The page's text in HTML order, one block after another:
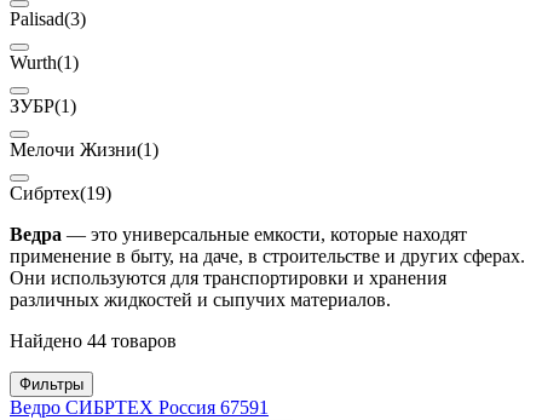
Palisad(3)
Wurth(1)
ЗУБР(1)
Мелочи Жизни(1)
Сибртех(19)
Ведра — это универсальные емкости, которые находят
применение в быту, на даче, в строительстве и других сферах.
Они используются для транспортировки и хранения
различных жидкостей и сыпучих материалов.
Найдено 44 товаров
Фильтры
Ведро СИБРТЕХ Россия 67591